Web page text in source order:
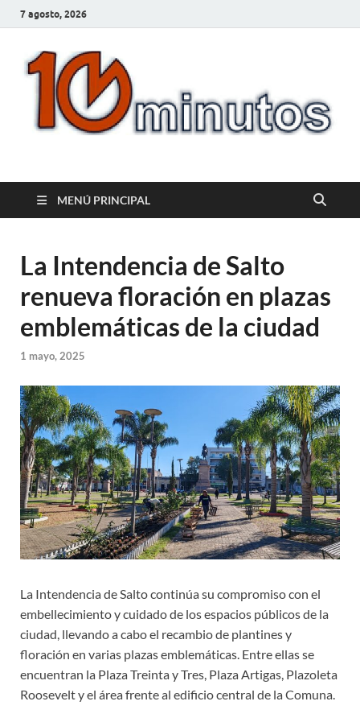
7 agosto, 2026
10minutos.com.uy
MENÚ PRINCIPAL
La Intendencia de Salto
renueva floración en plazas
emblemáticas de la ciudad
1 mayo, 2025
La Intendencia de Salto continúa su compromiso con el
embellecimiento y cuidado de los espacios públicos de la
ciudad, llevando a cabo el recambio de plantines y
floración en varias plazas emblemáticas. Entre ellas se
encuentran la Plaza Treinta y Tres, Plaza Artigas, Plazoleta
Roosevelt y el área frente al edificio central de la Comuna.